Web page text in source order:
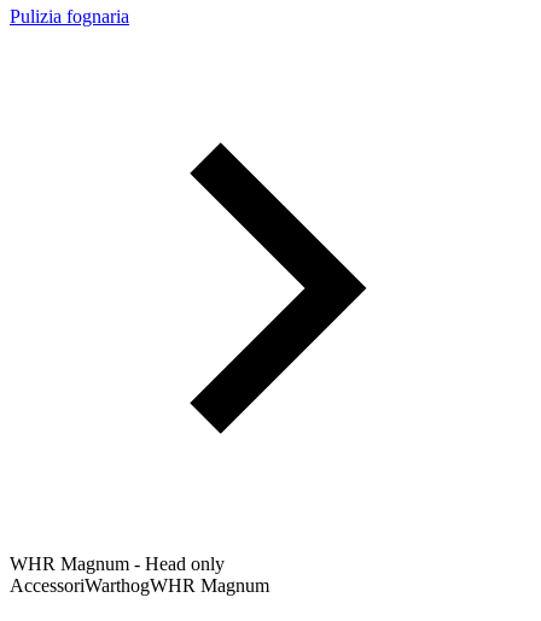
Pulizia fognaria
WHR Magnum - Head only
AccessoriWarthogWHR Magnum